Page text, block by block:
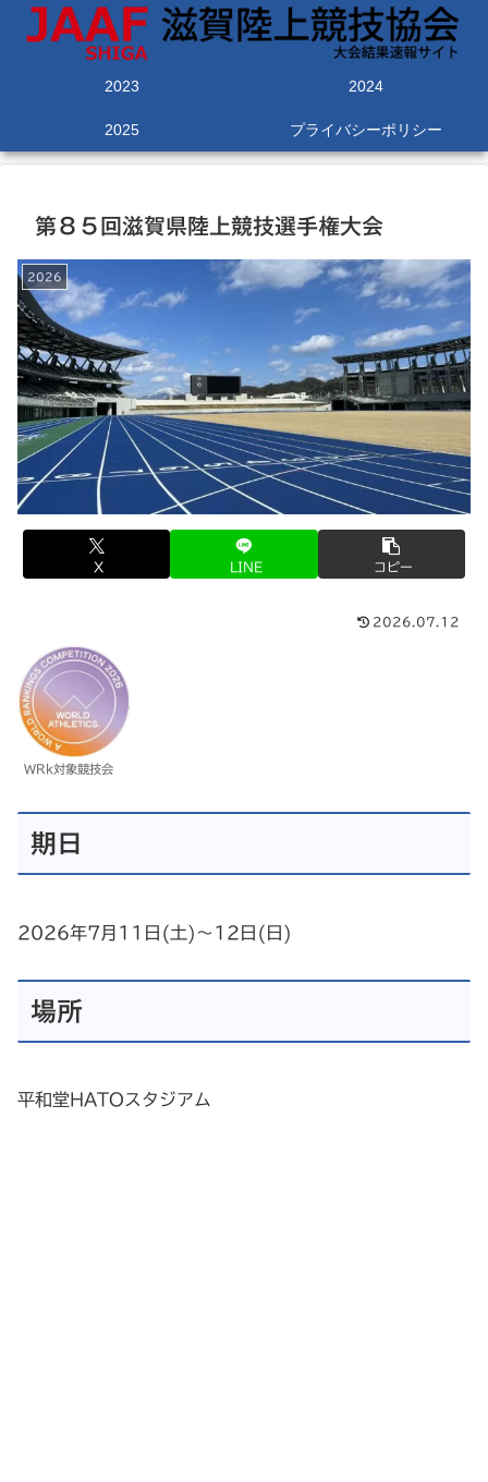
2023 2024
2025 プライバシーポリシー
第８５回滋賀県陸上競技選手権大会
2026
X LINE コピー
2026.07.12
WRk対象競技会
期日
2026年7月11日(土)～12日(日)
場所
平和堂HATOスタジアム